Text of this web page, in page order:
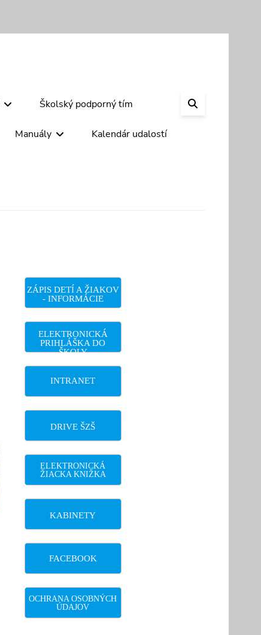
Školský podporný tím
Manuály Kalendár udalostí
ZÁPIS DETÍ A ŽIAKOV
- INFORMÁCIE
ELEKTRONICKÁ
PRIHLÁŠKA DO
ŠKOLY
INTRANET
DRIVE ŠZŠ
ELEKTRONICKÁ
ŽIACKA KNIŽKA
KABINETY
FACEBOOK
OCHRANA OSOBNÝCH
ÚDAJOV